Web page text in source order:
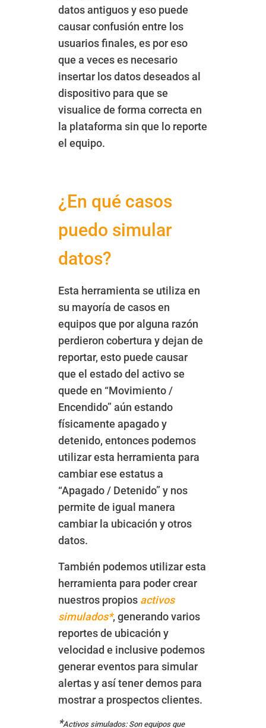
datos antiguos y eso puede
causar confusión entre los
usuarios finales, es por eso
que a veces es necesario
insertar los datos deseados al
dispositivo para que se
visualice de forma correcta en
la plataforma sin que lo reporte
el equipo.
¿En qué casos
puedo simular
datos?
Esta herramienta se utiliza en
su mayoría de casos en
equipos que por alguna razón
perdieron cobertura y dejan de
reportar, esto puede causar
que el estado del activo se
quede en “Movimiento /
Encendido” aún estando
físicamente apagado y
detenido, entonces podemos
utilizar esta herramienta para
cambiar ese estatus a
“Apagado / Detenido” y nos
permite de igual manera
cambiar la ubicación y otros
datos.
También podemos utilizar esta
herramienta para poder crear
nuestros propios activos
simulados*, generando varios
reportes de ubicación y
velocidad e inclusive podemos
generar eventos para simular
alertas y así tener demos para
mostrar a prospectos clientes.
*Activos simulados: Son equipos que